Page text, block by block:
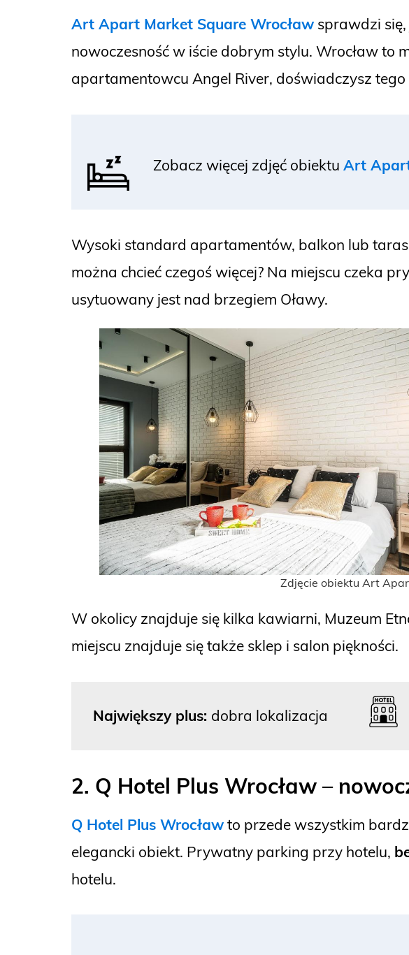
Art Apart Market Square Wrocław sprawdzi
nowoczesność w iście dobrym stylu. Wrocław to
apartamentowcu Angel River, doświadczysz
Zobacz więcej zdjęć obiektu Art
Wysoki standard apartamentów, balkon lub
można chcieć czegoś więcej? Na miejscu czeka
usytuowany jest nad brzegiem Oławy.
Zdjęcie obiektu Art
W okolicy znajduje się kilka kawiarni, Muzeum
miejscu znajduje się także sklep i salon piękności.
Największy plus: dobra lokalizacja
2. Q Hotel Plus Wrocław –
Q Hotel Plus Wrocławto przede wszystkim
elegancki obiekt. Prywatny parking przy hotelu,
hotelu.